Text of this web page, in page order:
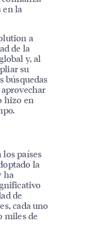
en la
a
de la
y, al
su
búsquedas
hizo en
países
la
ha
de
cada uno
miles de